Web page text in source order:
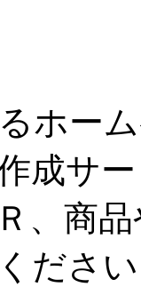
ホー
成サ
、商
ださ